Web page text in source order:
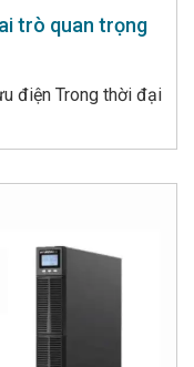
trò quan trọng
điện Trong thời đại